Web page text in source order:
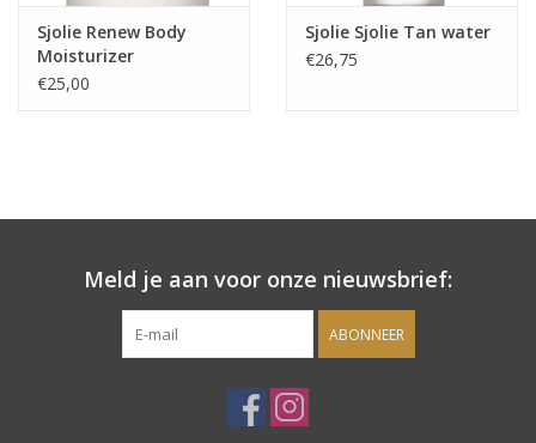
Sjolie Renew Body
Moisturizer
€25,00
Sjolie Sjolie Tan water
€26,75
Meld je aan voor onze nieuwsbrief:
ABONNEER